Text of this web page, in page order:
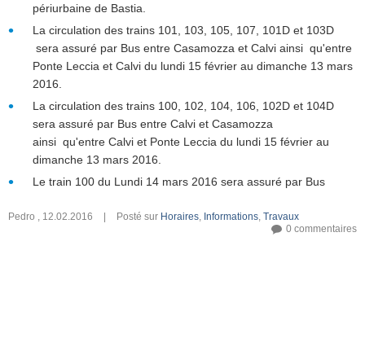
périurbaine de Bastia.
La circulation des trains 101, 103, 105, 107, 101D et 103D
sera assuré par Bus entre Casamozza et Calvi ainsi qu'entre
Ponte Leccia et Calvi du lundi 15 février au dimanche 13 mars
2016.
La circulation des trains 100, 102, 104, 106, 102D et 104D
sera assuré par Bus entre Calvi et Casamozza
ainsi qu'entre Calvi et Ponte Leccia du lundi 15 février au
dimanche 13 mars 2016.
Le train 100 du Lundi 14 mars 2016 sera assuré par Bus
Pedro , 12.02.2016 | Posté sur Horaires, Informations, Travaux
0 commentaires